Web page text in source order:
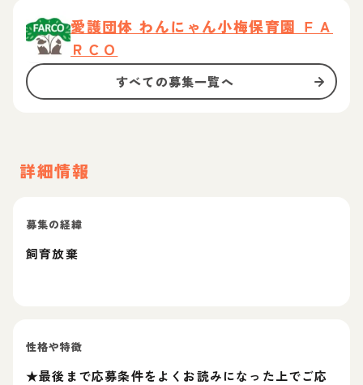
愛護団体 わんにゃん小梅保育園 ＦＡ
ＲＣＯ
すべての募集一覧へ
詳細情報
募集の経緯
飼育放棄
性格や特徴
★最後まで応募条件をよくお読みになった上でご応